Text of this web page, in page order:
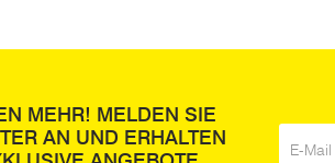
MEHR! MELDEN SIE
AN UND ERHALTEN